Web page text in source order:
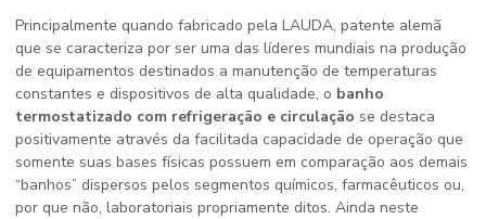
Principalmente quando fabricado pela LAUDA, patente alemã
que se caracteriza por ser uma das líderes mundiais na produção
de equipamentos destinados a manutenção de temperaturas
constantes e dispositivos de alta qualidade, o banho
termostatizado com refrigeração e circulação se destaca
positivamente através da facilitada capacidade de operação que
somente suas bases físicas possuem em comparação aos demais
“banhos” dispersos pelos segmentos químicos, farmacêuticos ou,
por que não, laboratoriais propriamente ditos. Ainda neste